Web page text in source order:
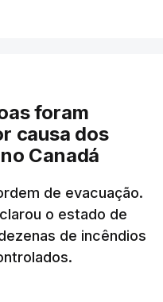
foram
causa dos
Canadá
de evacuação.
o estado de
de incêndios